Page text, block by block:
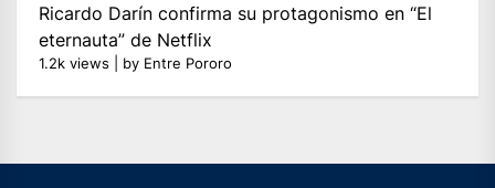
Ricardo Darín confirma su protagonismo en “El
eternauta” de Netflix
1.2k views by Entre Pororo